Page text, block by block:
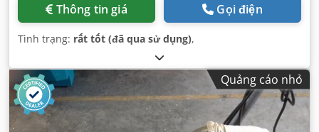
Thông tin giá Gọi điện
Tình trạng: rất tốt (đã qua sử dụng),
Quảng cáo nhỏ